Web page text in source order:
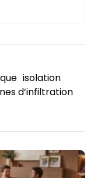
isolation
d’infiltration